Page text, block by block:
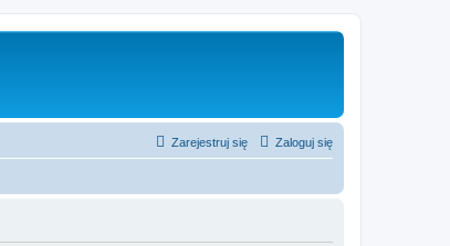
Zaloguj się
Zarejestruj się